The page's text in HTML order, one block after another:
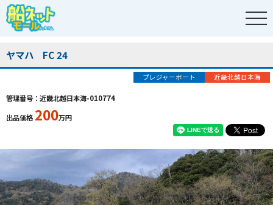
ヤマハ FC 24
プレジャーボート 近畿北越日本海
管理番号：近畿北越日本海-010774
出品価格200万円